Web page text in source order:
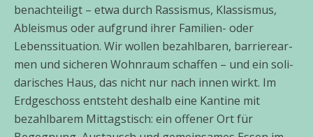
benach­tei­ligt – etwa durch Rassismus, Klassismus,
Ableismus oder auf­grund ihrer Familien- oder
Lebenssituation. Wir wol­len bezahl­ba­ren, bar­rie­re­ar­
men und siche­ren Wohnraum schaf­fen – und ein soli­
da­ri­sches Haus, das nicht nur nach innen wirkt. Im
Erdgeschoss ent­steht des­halb eine Kantine mit
bezahl­ba­rem Mittagstisch: ein offe­ner Ort für